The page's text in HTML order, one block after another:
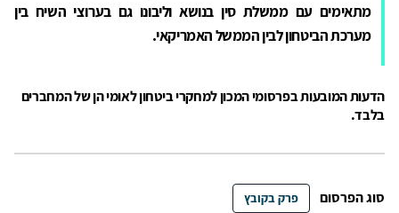
מתאימים עם ממשלת סין בנושא וליבונו גם בערוצי השיח בין
מערכת הביטחון לבין הממשל האמריקאי.
הדעות המובעות בפרסומי המכון למחקרי ביטחון לאומי הן של המחברים
בלבד.
סוג הפרסום פרק בקובץ